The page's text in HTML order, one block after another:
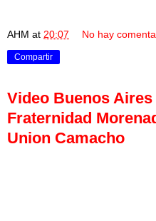
AHM at 20:07 No hay
Compartir
Video Buenos
Fraternidad
Union Camacho